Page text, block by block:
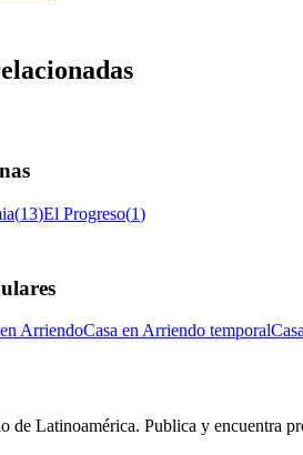
(13)El Progreso(1)
ArriendoCasa en Arriendo temporal
de Latinoamérica. Publica y encuentra